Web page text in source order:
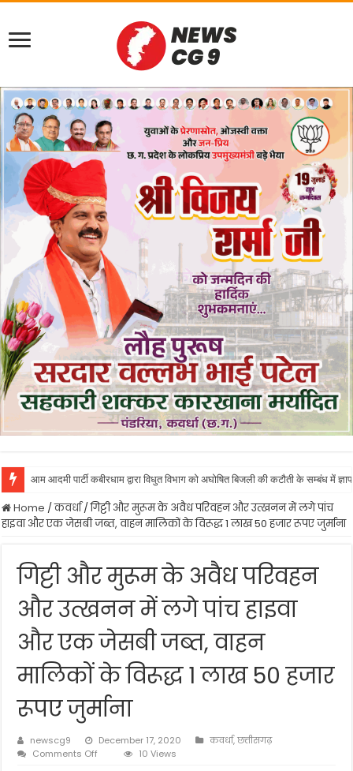
आम आदमी पार्टी कबीरधाम द्वारा विधुत विभाग को अघोषित बिजली की कटौती के सम्बंध में
Home /कवर्धा/गिट्टी और मुरूम के अवैध परिवहन और उत्खनन में लगे पांच
हाइवा और एक जेसबी जब्त, वाहन मालिकों के विरूद्ध 1 लाख 50 हजार रूपए जुर्माना
गिट्टी और मुरूम के अवैध परिवहन
और उत्खनन में लगे पांच हाइवा
और एक जेसबी जब्त, वाहन
मालिकों के विरूद्ध 1 लाख 50 हजार
रूपए जुर्माना
newscg9 December 17, 2020 कवर्धा,छत्तीसगढ़
Comments Off
10 Views